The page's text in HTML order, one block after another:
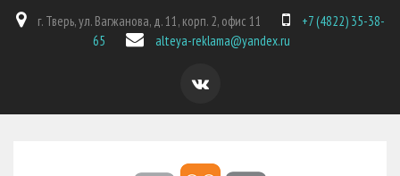
г. Тверь, ул. Вагжанова, д. 11, корп. 2, офис 11
+7 (4822) 35-38-
65
alteya-reklama@yandex.ru